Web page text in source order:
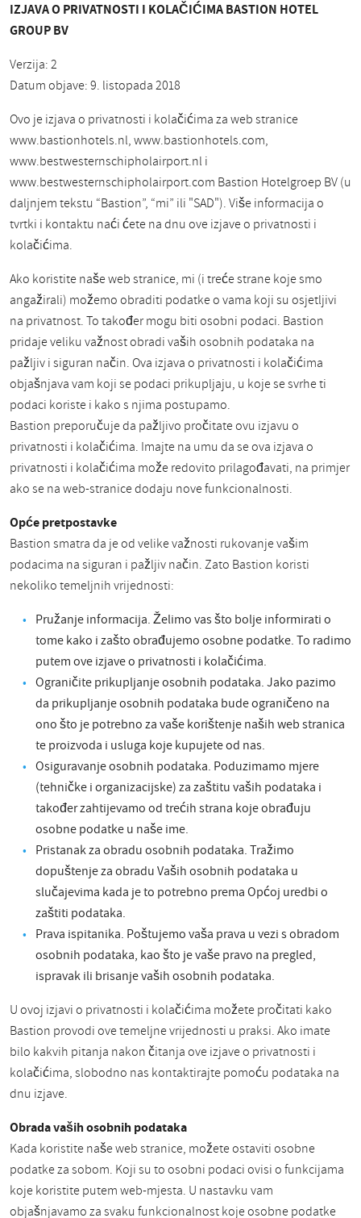
IZJAVA O PRIVATNOSTI I KOLAČIĆIMA BASTION HOTEL
GROUP BV
Verzija: 2
Datum objave: 9. listopada 2018
Ovo je izjava o privatnosti i kolačićima za web stranice
www.bastionhotels.nl, www.bastionhotels.com,
www.bestwesternschipholairport.nl i
www.bestwesternschipholairport.com Bastion Hotelgroep BV (u
daljnjem tekstu “Bastion”, “mi” ili "SAD"). Više informacija o
tvrtki i kontaktu naći ćete na dnu ove izjave o privatnosti i
kolačićima.
Ako koristite naše web stranice, mi (i treće strane koje smo
angažirali) možemo obraditi podatke o vama koji su osjetljivi
na privatnost. To također mogu biti osobni podaci. Bastion
pridaje veliku važnost obradi vaših osobnih podataka na
pažljiv i siguran način. Ova izjava o privatnosti i kolačićima
objašnjava vam koji se podaci prikupljaju, u koje se svrhe ti
podaci koriste i kako s njima postupamo.
Bastion preporučuje da pažljivo pročitate ovu izjavu o
privatnosti i kolačićima. Imajte na umu da se ova izjava o
privatnosti i kolačićima može redovito prilagođavati, na primjer
ako se na web-stranice dodaju nove funkcionalnosti.
Opće pretpostavke
Bastion smatra da je od velike važnosti rukovanje vašim
podacima na siguran i pažljiv način. Zato Bastion koristi
nekoliko temeljnih vrijednosti:
Pružanje informacija. Želimo vas što bolje informirati o
tome kako i zašto obrađujemo osobne podatke. To radimo
putem ove izjave o privatnosti i kolačićima.
Ograničite prikupljanje osobnih podataka. Jako pazimo
da prikupljanje osobnih podataka bude ograničeno na
ono što je potrebno za vaše korištenje naših web stranica
te proizvoda i usluga koje kupujete od nas.
Osiguravanje osobnih podataka. Poduzimamo mjere
(tehničke i organizacijske) za zaštitu vaših podataka i
također zahtijevamo od trećih strana koje obrađuju
osobne podatke u naše ime.
Pristanak za obradu osobnih podataka. Tražimo
dopuštenje za obradu Vaših osobnih podataka u
slučajevima kada je to potrebno prema Općoj uredbi o
zaštiti podataka.
Prava ispitanika. Poštujemo vaša prava u vezi s obradom
osobnih podataka, kao što je vaše pravo na pregled,
ispravak ili brisanje vaših osobnih podataka.
U ovoj izjavi o privatnosti i kolačićima možete pročitati kako
Bastion provodi ove temeljne vrijednosti u praksi. Ako imate
bilo kakvih pitanja nakon čitanja ove izjave o privatnosti i
kolačićima, slobodno nas kontaktirajte pomoću podataka na
dnu izjave.
Obrada vaših osobnih podataka
Kada koristite naše web stranice, možete ostaviti osobne
podatke za sobom. Koji su to osobni podaci ovisi o funkcijama
koje koristite putem web-mjesta. U nastavku vam
objašnjavamo za svaku funkcionalnost koje osobne podatke